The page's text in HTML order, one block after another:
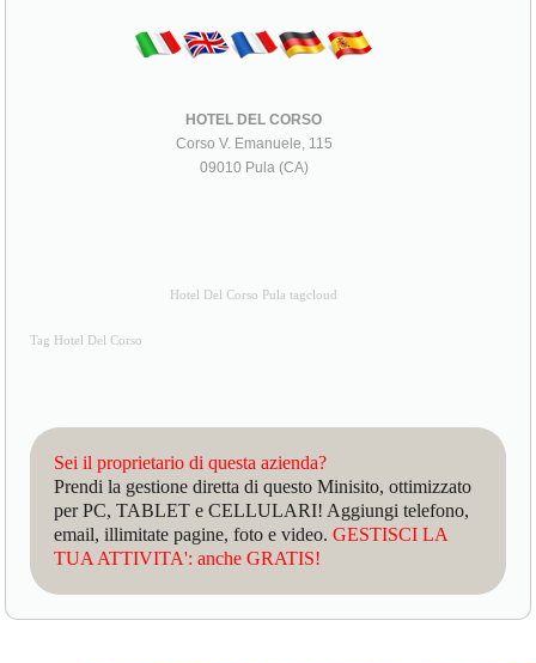
HOTEL DEL CORSO
Corso V. Emanuele, 115
09010 Pula (CA)
Hotel Del Corso Pula tagcloud
Tag Hotel Del Corso
Sei il proprietario di questa azienda?
Prendi la gestione diretta di questo Minisito, ottimizzato
per PC, TABLET e CELLULARI! Aggiungi telefono,
email, illimitate pagine, foto e video.GESTISCI LA
TUA ATTIVITA': anche GRATIS!